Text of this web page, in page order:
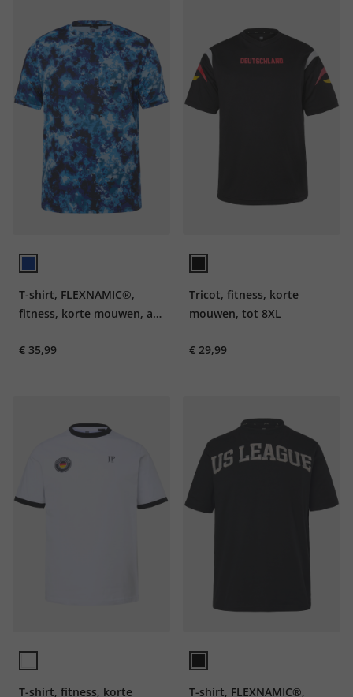
T-shirt, FLEXNAMIC®,
fitness, korte mouwen, all-
7XL
€ 35,99
Tricot, fitness, korte
mouwen, tot 8XL
€ 29,99
T-shirt, fitness, korte
T-shirt, FLEXNAMIC®,